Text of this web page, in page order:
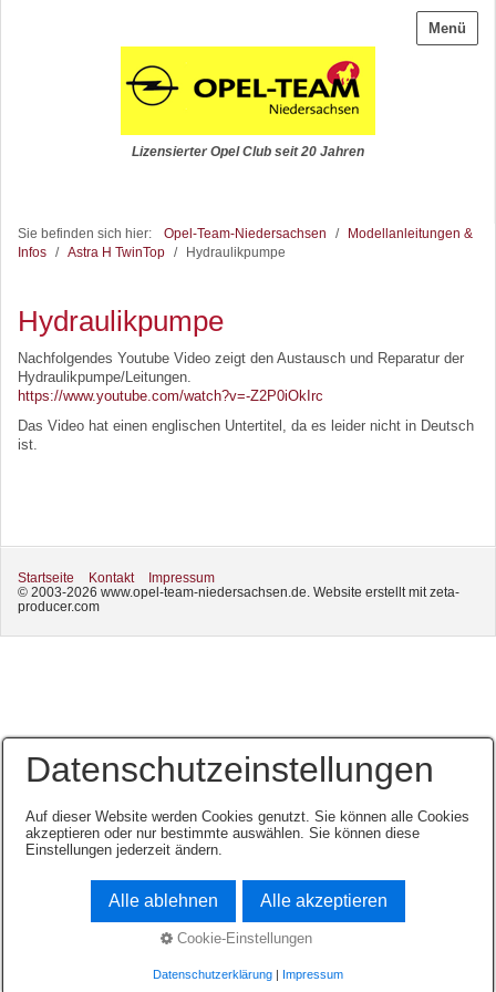
Menü
Lizensierter Opel Club seit 20 Jahren
Sie befinden sich hier: Opel-Team-Niedersachsen /
Modellanleitungen &
Infos
/ Astra H TwinTop / Hydraulikpumpe
Hydraulikpumpe
Nachfolgendes Youtube Video zeigt den Austausch und Reparatur der
Hydraulikpumpe/Leitungen.
https://www.youtube.com/watch?v=-Z2P0iOkIrc
Das Video hat einen englischen Untertitel, da es leider nicht in Deutsch
ist.
Startseite Kontakt
Impressum
© 2003-2026 www.opel-team-niedersachsen.de. Website erstellt mit zeta-
producer.com
Datenschutzeinstellungen
Auf dieser Website werden Cookies genutzt. Sie können alle Cookies
akzeptieren oder nur bestimmte auswählen. Sie können diese
Einstellungen jederzeit ändern.
Alle ablehnen Alle akzeptieren
Cookie-Einstellungen
Datenschutzerklärung| Impressum